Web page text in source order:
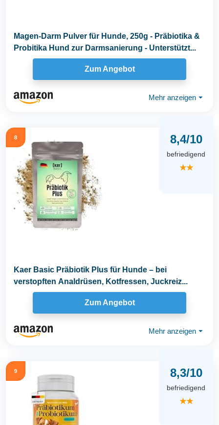
Magen-Darm Pulver für Hunde, 250g - Präbiotika &
Probitika Hund zur Darmsanierung - Unterstützt...
Zum Angebot
Mehr anzeigen ⏷
8 8,4/10
befriedigend
★★
Kaer Basic Präbiotik Plus für Hunde – bei
verstopften Analdrüsen, Kotfressen, Juckreiz...
Zum Angebot
Mehr anzeigen ⏷
9 8,3/10
befriedigend
★★